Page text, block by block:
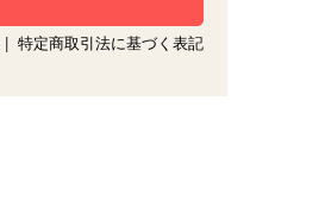
| 特定商取引法に基づく表記